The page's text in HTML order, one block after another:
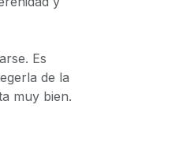
Es
de la
muy bien.